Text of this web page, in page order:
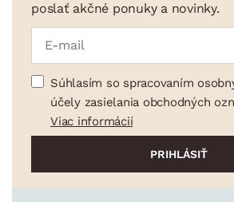
poslať akčné ponuky a novinky.
Súhlasím so spracovaním
účely zasielania obchodných
Viac informácií